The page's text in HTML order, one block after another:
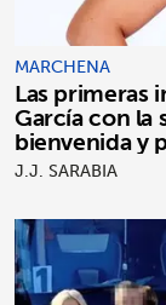
MARCHENA
Las primeras
García con la
bienvenida y
J.J. SARABIA